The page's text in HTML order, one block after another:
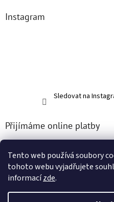
Tento web používá soubory
tohoto webu vyjadřujete
informacízde.
Instagram
Sledovat na
Přijímáme online platby